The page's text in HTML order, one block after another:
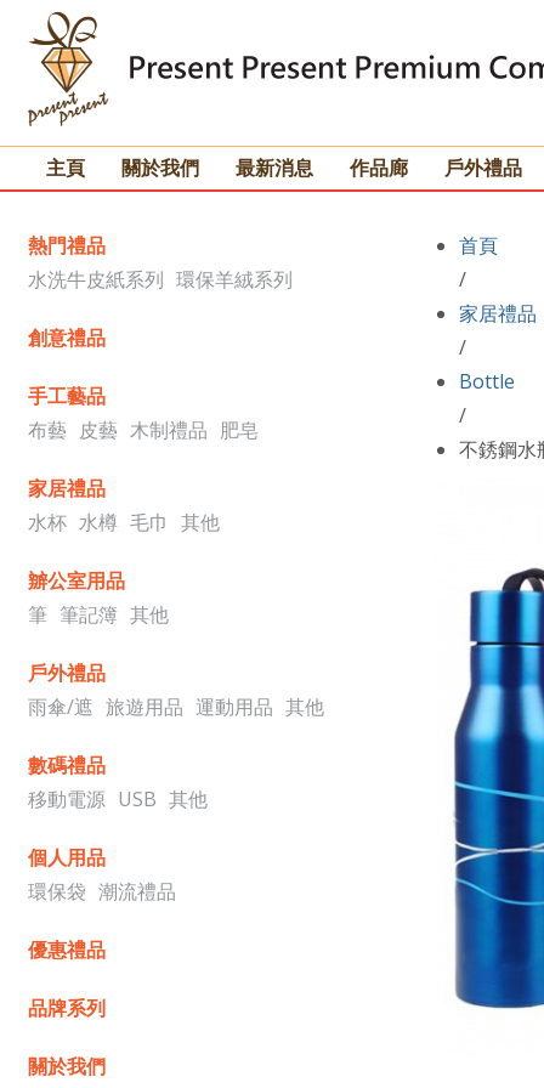
主頁 關於我們 最新消息 作品廊 戶外禮品
熱門禮品
水洗牛皮紙系列 環保羊絨系列
創意禮品
手工藝品
布藝 皮藝 木制禮品 肥皂
家居禮品
水杯 水樽 毛巾 其他
辧公室用品
筆 筆記簿 其他
戶外禮品
雨傘/遮 旅遊用品 運動用品 其他
數碼禮品
移動電源 USB 其他
個人用品
環保袋 潮流禮品
優惠禮品
品牌系列
關於我們
首頁
/
家居禮品
/
Bottle
/
不銹鋼水